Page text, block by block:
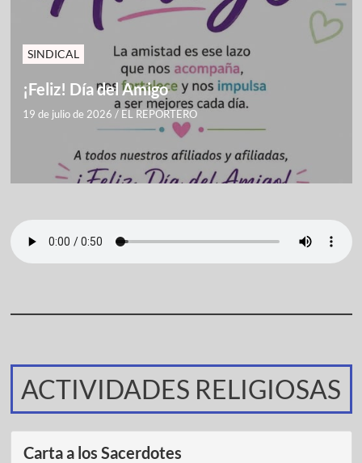
SINDICAL
¡Feliz! Día del Amigo
19 de julio de 2026 / EL REPORTERO
ACTIVIDADES RELIGIOSAS
Carta a los Sacerdotes